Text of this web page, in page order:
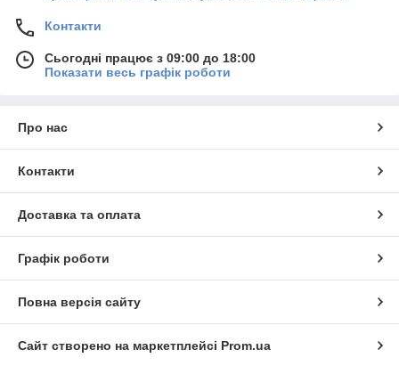
Контакти
Сьогодні працює з 09:00 до 18:00
Показати весь графік роботи
Про нас
Контакти
Доставка та оплата
Графік роботи
Повна версія сайту
Сайт створено на маркетплейсі Prom.ua